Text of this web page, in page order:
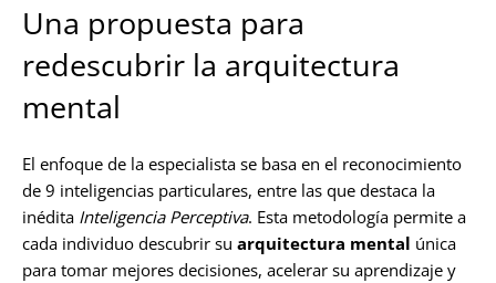
Una propuesta para
redescubrir la arquitectura
mental
El enfoque de la especialista se basa en el reconocimiento
de 9 inteligencias particulares, entre las que destaca la
inédita Inteligencia Perceptiva. Esta metodología permite a
cada individuo descubrir su arquitectura mental única
para tomar mejores decisiones, acelerar su aprendizaje y